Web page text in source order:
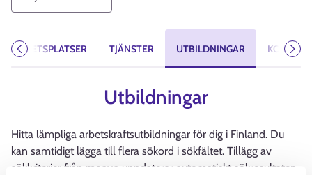
ARBETSPLATSER TJÄNSTER UTBILDNINGAR
Föregående
Utbildningar
Hitta lämpliga arbetskraftsutbildningar för dig i Finland. Du
kan samtidigt lägga till flera sökord i sökfältet. Tillägg av
sökkriterier från menyn uppdaterar automatiskt sökresultaten.